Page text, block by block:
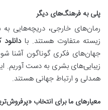
پلی به فرهنگ‌های دیگر
رمان‌های خارجی، دریچه‌هایی
زیسته متفاوت هستند. با
جهان‌های فکری گوناگون آشنا
زیبایی‌های بشری به دست آوریم.
همدلی و ارتباط جهانی هستند.
معیارهای ما برای انتخاب